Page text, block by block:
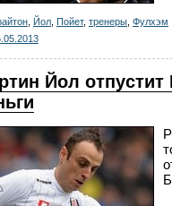
Йол Пойет, тренеры Фулхэм
Йол